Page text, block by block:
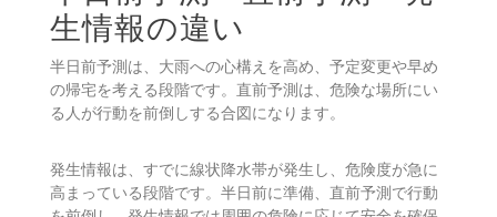
帯直前予測）」として扱われ、警戒レベル相当情報を補
足します。
半日前予測・直前予測・発
半日前予測は、大雨への心構えを高め、予定変更や早め
の帰宅を考える段階です。直前予測は、危険な場所にい